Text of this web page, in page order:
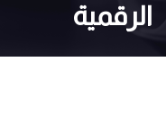
الرقمية